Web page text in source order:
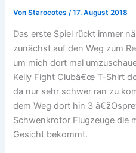
VonStarocotes/17. August 2018
Das erste Spiel rückt immer
zunächst auf den Weg zum
um mich dort mal
Kelly Fight Clubâ€œ T-Shirt
da nur sehr schwer ran zu
dem Weg dort hin 3
Schwenkrotor Flugzeuge die
Gesicht bekommt.